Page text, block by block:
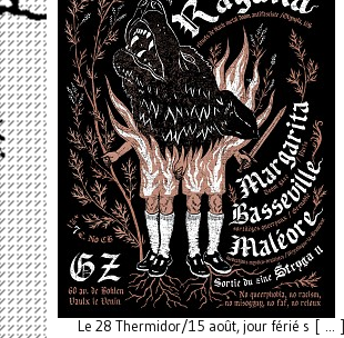
Le 28 Thermidor/15 août, jour férié s [ ... ]